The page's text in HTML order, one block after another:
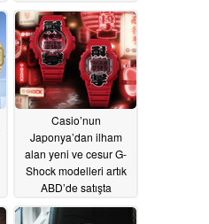
Casio’nun
Japonya’dan ilham
alan yeni ve cesur G-
Shock modelleri artık
ABD’de satışta
06/17/2026